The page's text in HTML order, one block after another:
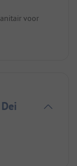
voor